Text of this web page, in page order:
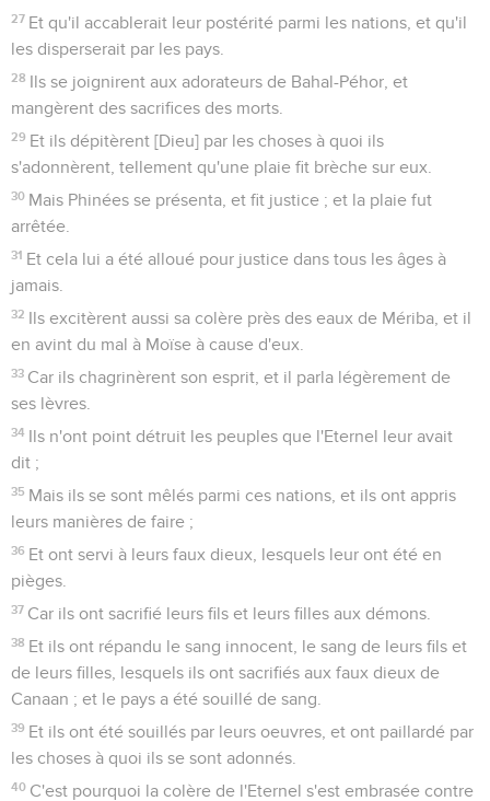
27 Et qu'il accablerait leur postérité parmi les nations, et qu'il
les disperserait par les pays.
28 Ils se joignirent aux adorateurs de Bahal-Péhor, et
mangèrent des sacrifices des morts.
29 Et ils dépitèrent [Dieu] par les choses à quoi ils
s'adonnèrent, tellement qu'une plaie fit brèche sur eux.
30 Mais Phinées se présenta, et fit justice ; et la plaie fut
arrêtée.
31 Et cela lui a été alloué pour justice dans tous les âges à
jamais.
32 Ils excitèrent aussi sa colère près des eaux de Mériba, et il
en avint du mal à Moïse à cause d'eux.
33 Car ils chagrinèrent son esprit, et il parla légèrement de
ses lèvres.
34 Ils n'ont point détruit les peuples que l'Eternel leur avait
dit ;
35 Mais ils se sont mêlés parmi ces nations, et ils ont appris
leurs manières de faire ;
36 Et ont servi à leurs faux dieux, lesquels leur ont été en
pièges.
37 Car ils ont sacrifié leurs fils et leurs filles aux démons.
38 Et ils ont répandu le sang innocent, le sang de leurs fils et
de leurs filles, lesquels ils ont sacrifiés aux faux dieux de
Canaan ; et le pays a été souillé de sang.
39 Et ils ont été souillés par leurs oeuvres, et ont paillardé par
les choses à quoi ils se sont adonnés.
40 C'est pourquoi la colère de l'Eternel s'est embrasée contre